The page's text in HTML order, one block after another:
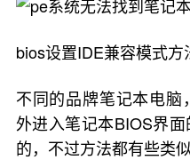
bios设置IDE兼容模式方
不同的品牌笔记本电脑
外进入笔记本BIOS界
的，不过方法都有些类